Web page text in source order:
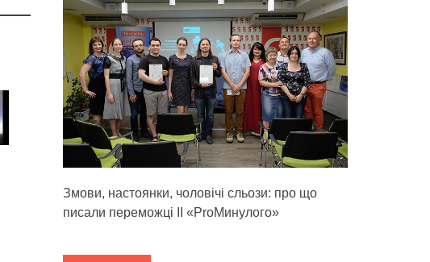
Змови, настоянки, чоловічі сльози: про що
писали переможці ІІ «ProМинулого»